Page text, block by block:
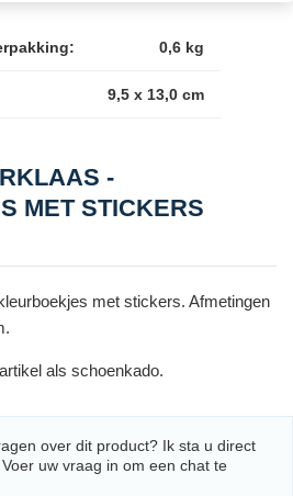
0,6 kg
9,5 x 13,0 cm
-
MET STICKERS
met stickers. Afmetingen
als schoenkado.
over dit product? Ik sta u direct
uw vraag in om een chat te